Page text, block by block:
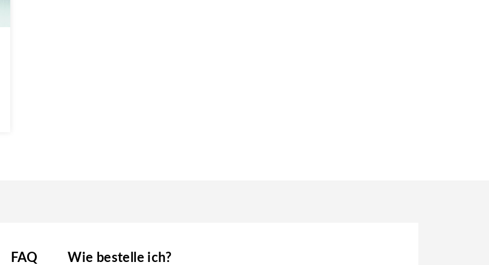
FAQ Wie bestelle ich?